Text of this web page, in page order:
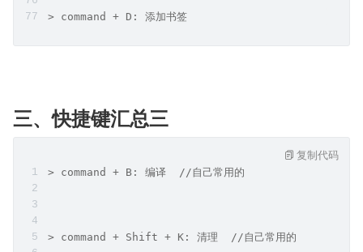
> command + D: 添加书签
三、快捷键汇总三
> command + B: 编译  //自己常用的
> command + Shift + K: 清理  //自己常用的
复制代码